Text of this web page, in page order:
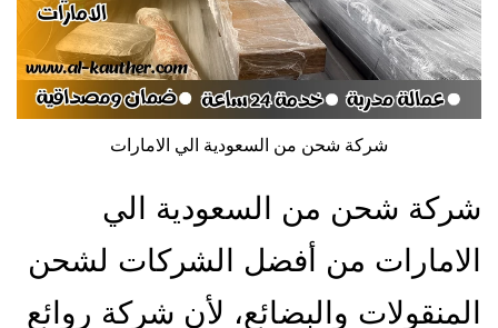
شركة شحن من السعودية الي الامارات
شركة شحن من السعودية الي
الامارات من أفضل الشركات لشحن
المنقولات والبضائع، لأن شركة روائع